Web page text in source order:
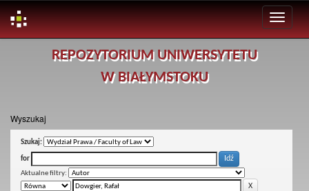
REPOZYTORIUM UNIWERSYTETU
W BIAŁYMSTOKU
Wyszukaj
Szukaj:
for
Aktualne filtry: